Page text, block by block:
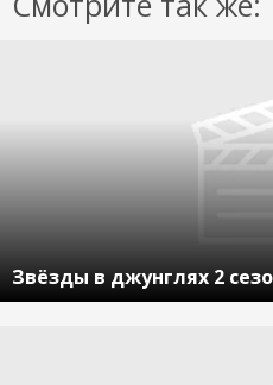
Звёзды в джунглях 2